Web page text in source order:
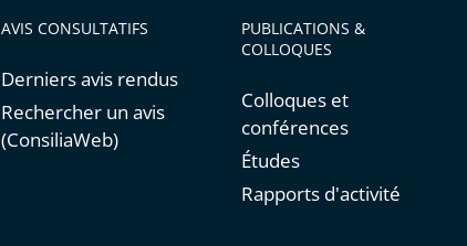
AVIS CONSULTATIFS
Derniers avis rendus
Rechercher un avis
(ConsiliaWeb)
PUBLICATIONS &
COLLOQUES
Colloques et
conférences
Études
Rapports d'activité